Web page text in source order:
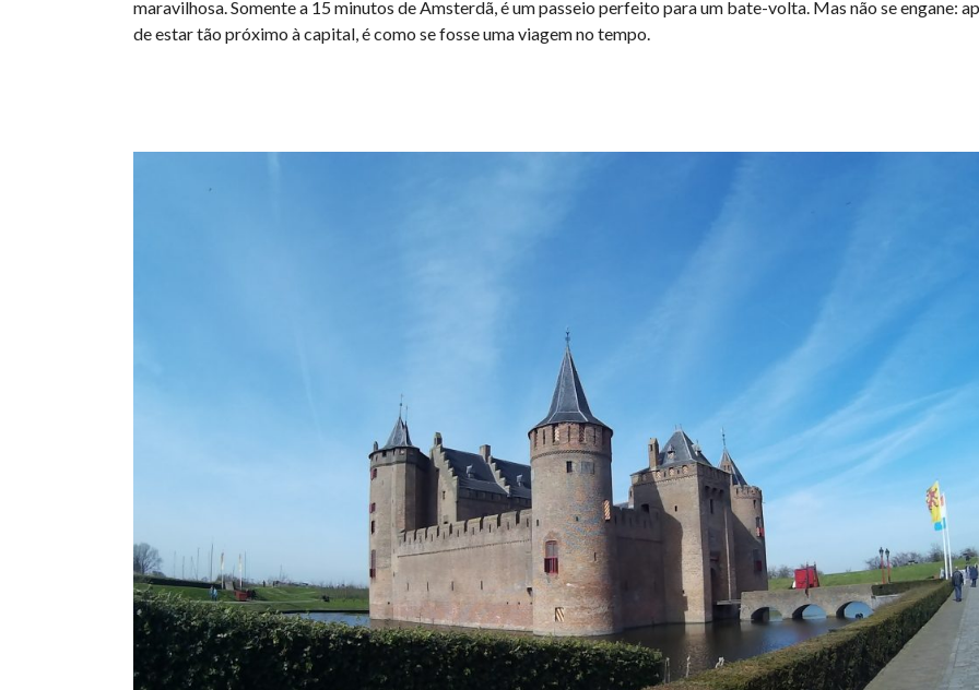
maravilhosa. Somente a 15 minutos de Amsterdã, é um passeio perfeito para um bate-volta. Mas não se engane:
de estar tão próximo à capital, é como se fosse uma viagem no tempo.